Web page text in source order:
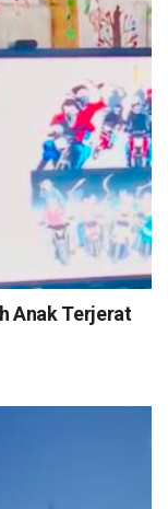
Anak Terjerat